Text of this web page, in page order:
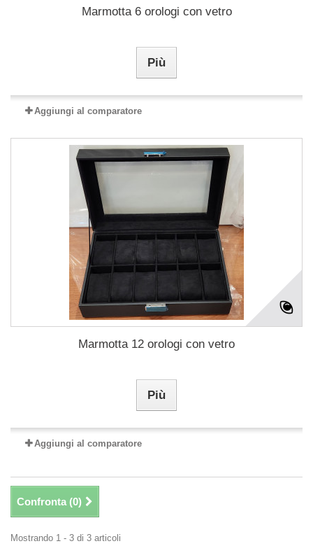
Marmotta 6 orologi con vetro
Più
Aggiungi al comparatore
Marmotta 12 orologi con vetro
Più
Aggiungi al comparatore
Confronta (0)
Mostrando 1 - 3 di 3 articoli